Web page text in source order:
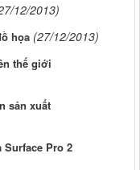
12/2013)
họa (27/12/2013)
thế giới
sản xuất
Pro 2